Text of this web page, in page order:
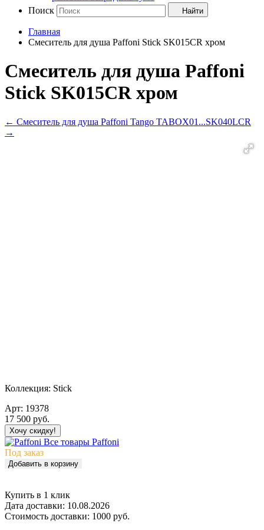
Поиск
Найти
Главная
Смеситель для душа Paffoni Stick SK015CR хром
Смеситель для душа Paffoni
Stick SK015CR хром
← Смеситель для душа Paffoni Tango TABOX01...SK040LCR
→
Коллекция: Stick
Арт: 19378
17 500 руб.
Хочу скидку!
Все товары Paffoni
Под заказ
Добавить в корзину
Купить в 1 клик
Дата доставки: 10.08.2026
Стоимость доставки: 1000 руб.